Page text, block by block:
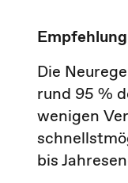
Die
rund 95 %
wenigen
bis